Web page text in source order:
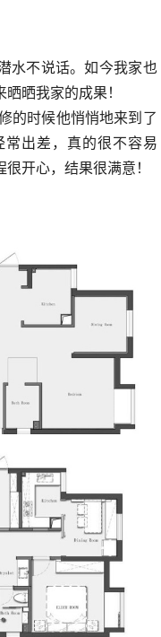
水不说话。如今我家也
晒我家的成果！
的时候他悄悄地来到了
出差，真的很不容易
开心，结果很满意！